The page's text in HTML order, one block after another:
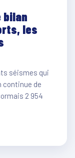
bilan
les
séismes qui
continue de
2 954